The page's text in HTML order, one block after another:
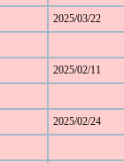
2025/03/22
2025/02/11
2025/02/24